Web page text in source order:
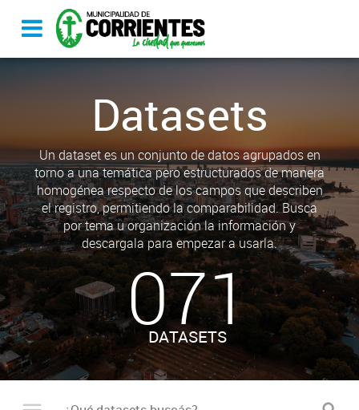
Datasets
Un dataset es un conjunto de datos agrupados en
torno a una temática pero estructurados de manera
homogénea respecto de los campos que describen
el registro, permitiendo la comparabilidad. Busca
por tema u organización la información y
descargala para empezar a usarla.
071
DATASETS